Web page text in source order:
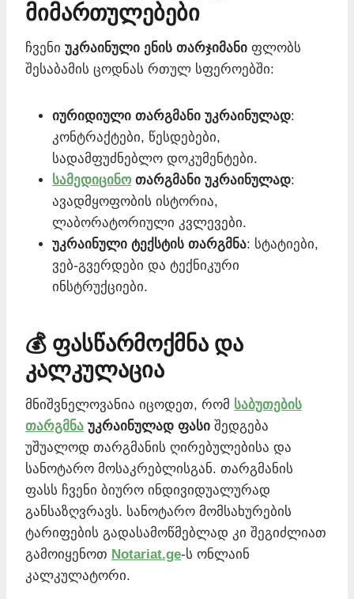
მიმართულებები
ჩვენი უკრაინული ენის თარჯიმანი ფლობს
შესაბამის ცოდნას რთულ სფეროებში:
იურიდიული თარგმანი უკრაინულად:
კონტრაქტები, წესდებები,
სადამფუძნებლო დოკუმენტები.
სამედიცინოთარგმანი უკრაინულად:
ავადმყოფობის ისტორია,
ლაბორატორიული კვლევები.
უკრაინული ტექსტის თარგმნა: სტატიები,
ვებ-გვერდები და ტექნიკური
ინსტრუქციები.
💰 ფასწარმოქმნა და
კალკულაცია
მნიშვნელოვანია იცოდეთ, რომ საბუთების
თარგმნა უკრაინულად ფასი შედგება
უშუალოდ თარგმანის ღირებულებისა და
სანოტარო მოსაკრებლისგან. თარგმანის
ფასს ჩვენი ბიურო ინდივიდუალურად
განსაზღვრავს. სანოტარო მომსახურების
ტარიფების გადასამოწმებლად კი შეგიძლიათ
გამოიყენოთ Notariat.ge-ს ონლაინ
კალკულატორი.